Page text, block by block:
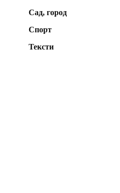
Сад, город
Спорт
Тексти